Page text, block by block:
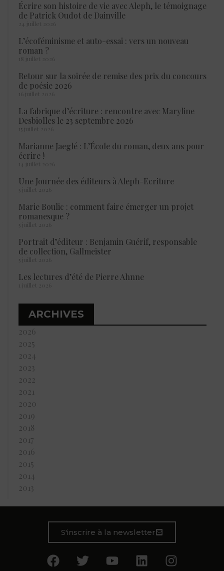
Écrire son histoire de vie avec Aleph, le témoignage
de Patrick Oudot de Dainville
24 juillet 2026
L’écoféminisme et auto-essai : vers un nouveau
roman ?
18 juillet 2026
Retour sur la soirée de remise des prix du concours
de poésie 2026
16 juillet 2026
La fabrique d’écriture : rencontre avec Maryline
Desbiolles le 23 septembre 2026
15 juillet 2026
Marianne Jaeglé : L’École du roman, deux ans pour
écrire !
14 juillet 2026
Une Journée des éditeurs à Aleph-Ecriture
5 juillet 2026
Marie Boulic : comment faire émerger un projet
romanesque ?
5 juillet 2026
Portrait d’éditeur : Benjamin Guérif, responsable
de collection, Gallmeister
5 juillet 2026
Les lectures d’été de Pierre Ahnne
1 juillet 2026
ARCHIVES
2026
2025
2024
2023
2022
2021
2020
2019
2018
2017
2016
2015
2014
2013
S'inscrire à la newsletter